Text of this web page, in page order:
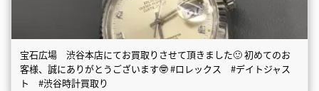
宝石広場 渋谷本店にてお買取りさせて頂きました🙂 初めてのお
客様、誠にありがとうございます🤓 #ロレックス #デイトジャス
ト #渋谷時計買取り